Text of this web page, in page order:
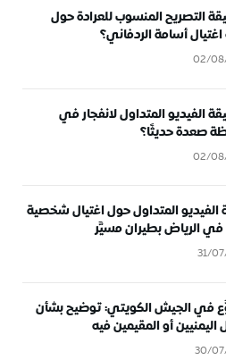
التصريح المنسوب للعرادة حول
أسامة الردفاني؟
02/
الفيديو المتداول لانفجار في
صعدة حديثًا؟
02/
الفيديو المتداول حول اغتيال شخصية
الرياض بطيران مسيَّر
31/
في الجيش الكويتي: توضيح بشأن
أو المقيمين فيه
30/